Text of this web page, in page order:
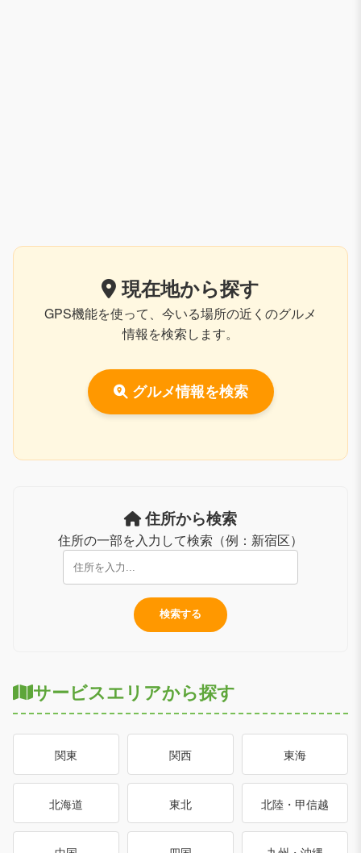
現在地から探す
GPS機能を使って、今いる場所の近くのグルメ
情報を検索します。
グルメ情報を検索
住所から検索
住所の一部を入力して検索（例：新宿区）
サービスエリアから探す
関東 関西 東海
北海道 東北 北陸・甲信越